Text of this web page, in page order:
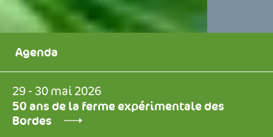
Agenda
29 - 30 mai 2026
50 ans de la ferme expérimentale des
Bordes